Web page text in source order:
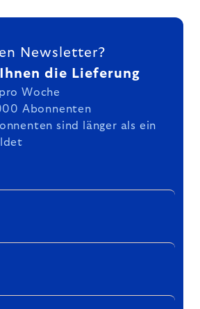
Newsletter?
die Lieferung
Woche
Abonnenten
sind länger als ein